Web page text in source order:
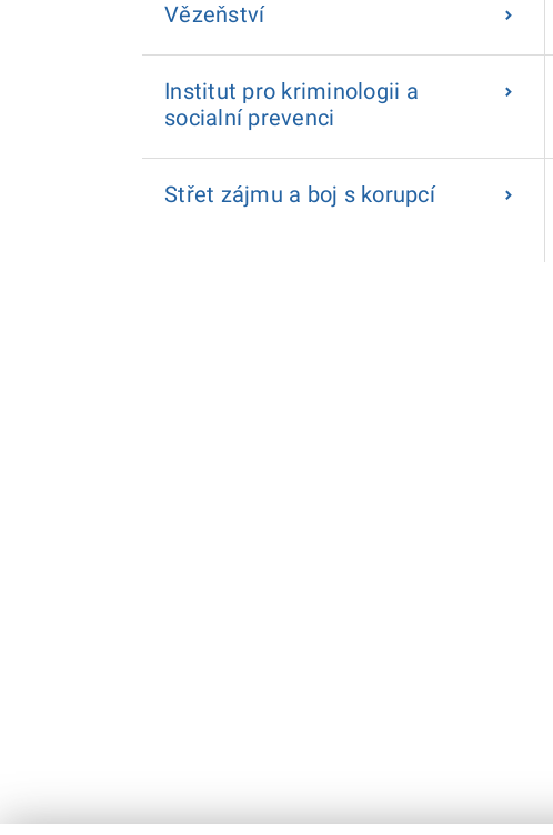
Vězeňství
Institut pro kriminologii a
socialní prevenci
Střet zájmu a boj s korupcí